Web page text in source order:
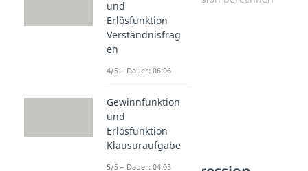
und
Erlösfunktion
Verständnisfrag
en
4/5 – Dauer: 06:06
Gewinnfunktion
und
Erlösfunktion
Klausuraufgabe
5/5 – Dauer: 04:05